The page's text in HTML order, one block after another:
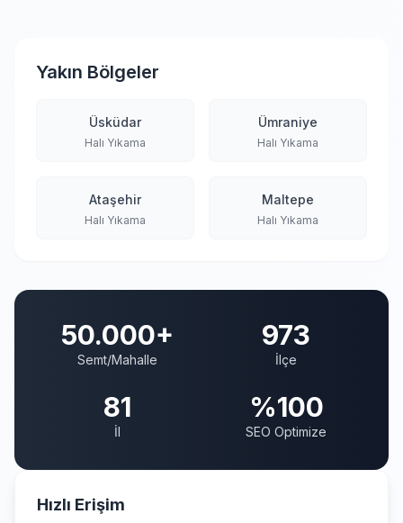
Yakın Bölgeler
Üsküdar
Halı Yıkama
Ümraniye
Halı Yıkama
Ataşehir
Halı Yıkama
Maltepe
Halı Yıkama
50.000+
Semt/Mahalle
973
İlçe
81
İl
%100
SEO Optimize
Hızlı Erişim